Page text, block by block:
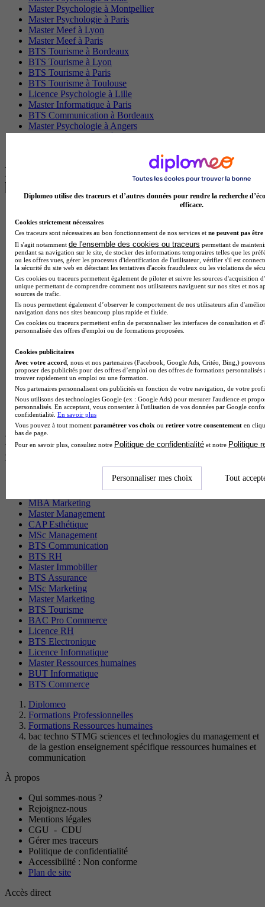
Master Psychologie à Montpellier
Master Psychologie à Paris
Master Meef à Lyon
Master Meef à Paris
BTS Tourisme à Bordeaux
BTS Tourisme à Lyon
BTS Tourisme à Paris
BTS Tourisme à Toulouse
Licence Psychologie à Lille
Master Informatique à Paris
BTS Communication à Bordeaux
Master Psychologie à Angers
BTS Communication à Lyon
Les intitulés de diplôme par alternance
les plus recherchés
BTS Dietetique en alternance
BTS Mco en alternance
BTS Pi en alternance
BTS Sp3s en alternance
Master CCA en alternance
BTS Ndrc en alternance
BTS Sam en alternance
Cap Fleuriste en alternance
BTS Sio en alternance
MSc Marketing Digital en alternance
BTS Gpme en alternance
BTS Gpn en alternance
BTS Domotique en alternance
BAC Pro Agora en alternance
BTS Sta en alternance
BTS Iris en alternance
BTS Tpl en alternance
BTS Ati en alternance
Les diplômes par filière les plus
recherchés
MBA Marketing
Master Management
CAP Esthétique
MSc Management
BTS Communication
BTS RH
Master Immobilier
BTS Assurance
MSc Marketing
Master Marketing
BTS Tourisme
BAC Pro Commerce
Licence RH
BTS Electronique
Licence Informatique
Master Ressources humaines
BUT Informatique
BTS Commerce
Diplomeo
Formations Professionnelles
Formations Ressources humaines
bac techno STMG sciences et technologies du management et
de la gestion enseignement spécifique ressources humaines et
communication
À propos
Qui sommes-nous ?
Rejoignez-nous
Mentions légales
CGU - CDU
Gérer mes traceurs
Politique de confidentialité
Accessibilité : Non conforme
Plan de site
Accès direct
Diplomeo utilise des traceurs et d’autres données pour rendre la recherche
efficace.
Cookies strictement nécessaires
Ces traceurs sont nécessaires au bon fonctionnement de nos services et ne peuvent pas être
Il s'agit notamment de l'ensemble des cookies ou traceurs permettant de
pendant sa navigation sur le site, de stocker des informations temporaires telles que les
ou les offres vues, gérer les processus d'identification de l'utilisateur, vérifier s'il est
la sécurité du site web en détectant les tentatives d'accès frauduleux ou les violations de
Ces cookies ou traceurs permettent également de piloter et suivre les sources d'acquisition
unique permettant de comprendre comment nos utilisateurs naviguent sur nos sites et nos
sources de trafic.
Ils nous permettent également d’observer le comportement de nos utilisateurs afin
navigation dans nos sites beaucoup plus rapide et fluide.
Ces cookies ou traceurs permettent enfin de personnaliser les interfaces de consultation et
personnalisée des offres d'emploi ou de formations proposées.
Cookies publicitaires
Avec votre accord , nous et nos partenaires (Facebook, Google Ads, Critéo, Bing,)
proposer des publicités pour des offres d’emploi ou des offres de formations
trouver rapidement un emploi ou une formation.
Nos partenaires personnalisent ces publicités en fonction de votre navigation, de votre
Nous utilisons des technologies Google (ex : Google Ads) pour mesurer l'audience et
personnalisés. En acceptant, vous consentez à l'utilisation de vos données par Google
confidentialité. En savoir plus
Vous pouvez à tout moment paramétrer vos choix ou retirer votre consentement en
bas de page.
Pour en savoir plus, consultez notre Politique de confidentialité et notre Politique
Personnaliser mes choix Tout